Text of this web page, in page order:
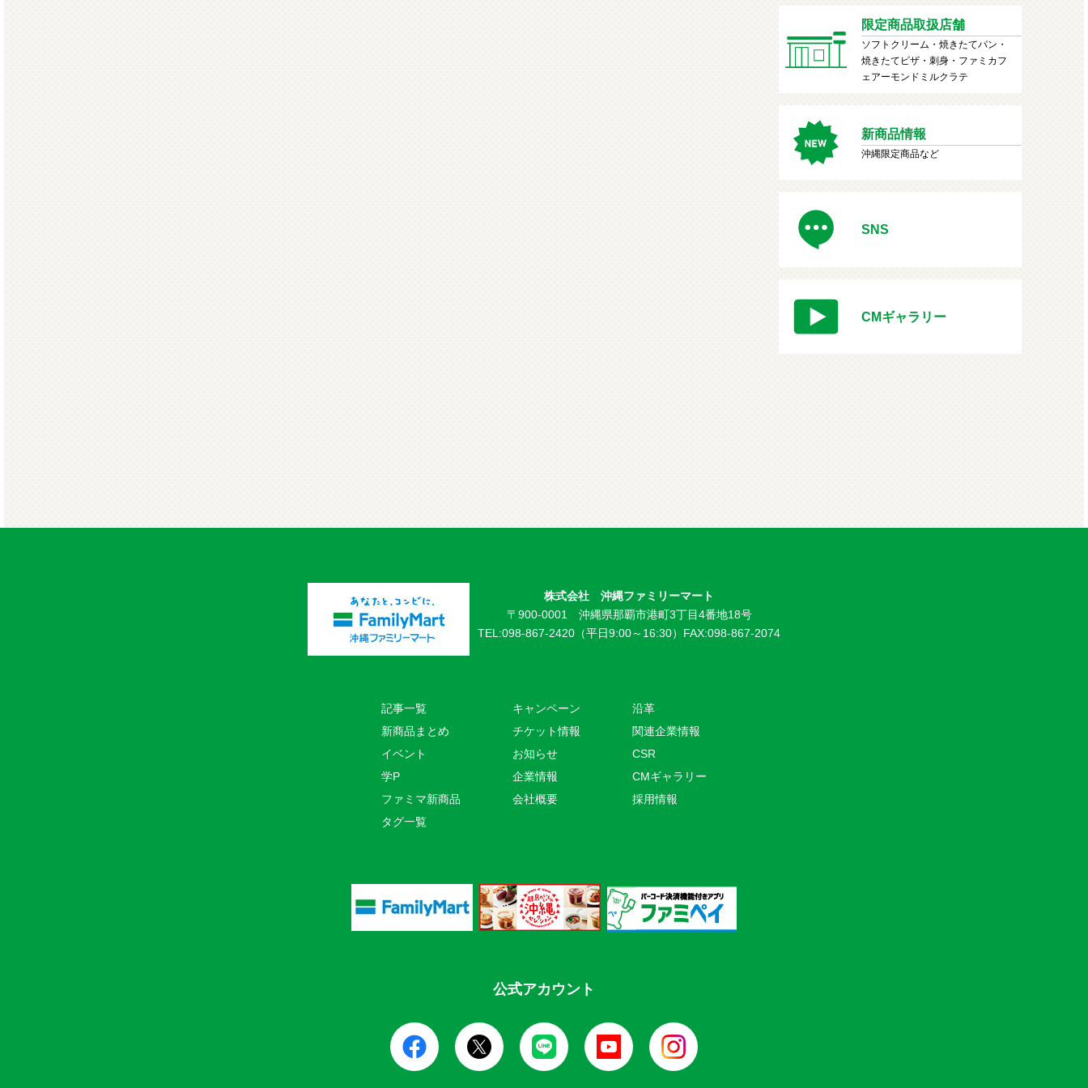
限定商品取扱店舗
ソフトクリーム・焼きたてパン・
焼きたてピザ・刺身・ファミカフ
ェアーモンドミルクラテ
新商品情報
沖縄限定商品など
SNS
CMギャラリー
株式会社 沖縄ファミリーマート
〒900-0001 沖縄県那覇市港町3丁目4番地18号
TEL:098-867-2420（平日9:00～16:30） FAX:098-867-2074
記事一覧
新商品まとめ
イベント
学P
ファミマ新商品
タグ一覧
キャンペーン
チケット情報
お知らせ
企業情報
会社概要
沿革
関連企業情報
CSR
CMギャラリー
採用情報
公式アカウント